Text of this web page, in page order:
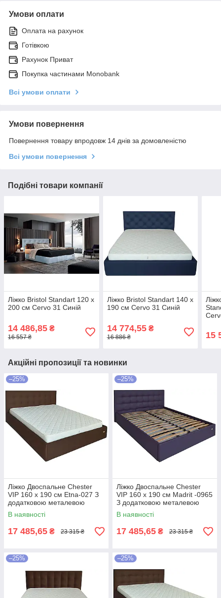
Умови оплати
Оплата на рахунок
Готівкою
Рахунок Приват
Покупка частинами Monobank
Всі умови оплати
Умови повернення
Повернення товару впродовж 14 днів за домовленістю
Всі умови повернення
Подібні товари компанії
Ліжко Bristol Standart 120 х
200 см Cervo 31 Синій
14 486,85 ₴
16 557 ₴
Ліжко Bristol Standart 140 х
190 см Cervo 31 Синій
14 774,55₴
16 886 ₴ 15
Акційні пропозиції та новинки
–25%
Ліжко Двоспальне Chester
VIP 160 х 190 см Etna-027 З
додатковою металевою
цільнозварною рамою
Коричневий
В наявності
17 485,65 ₴ 23 315 ₴
–25%
Ліжко Двоспальне Chester
VIP 160 х 190 см Madrit -0965
З додатковою металевою
цільнозварною рамою
Фіолетовий
В наявності
17 485,65 ₴ 23 315 ₴
–25% –25%